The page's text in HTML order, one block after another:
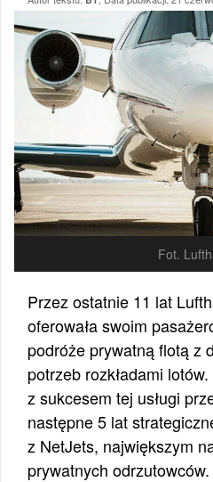
Fot.
Przez ostatnie 11 lat
oferowała swoim
podróże prywatną flotą z
potrzeb rozkładami
z sukcesem tej usługi
następne 5 lat
z NetJets, największym
prywatnych odrzutowców.